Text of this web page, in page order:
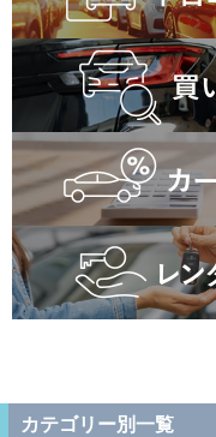
カテゴリー別一覧